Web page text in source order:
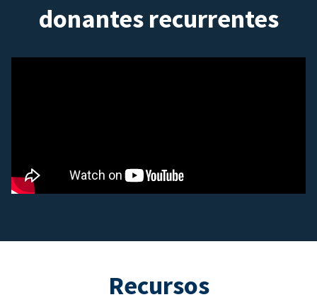
donantes recurrentes
Recursos